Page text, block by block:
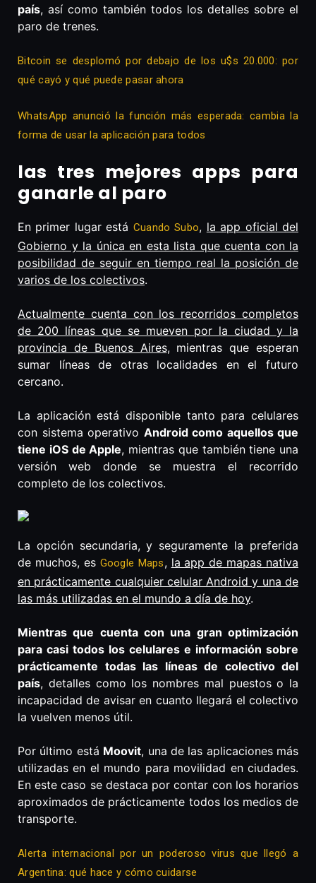
país, así como también todos los detalles sobre el
paro de trenes.
Bitcoin se desplomó por debajo de los u$s 20.000: por
qué cayó y qué puede pasar ahora
WhatsApp anunció la función más esperada: cambia la
forma de usar la aplicación para todos
las tres mejores apps para
ganarle al paro
En primer lugar está Cuando Subo, la app oficial del
Gobierno y la única en esta lista que cuenta con la
posibilidad de seguir en tiempo real la posición de
varios de los colectivos.
Actualmente cuenta con los recorridos completos
de 200 líneas que se mueven por la ciudad y la
provincia de Buenos Aires, mientras que esperan
sumar líneas de otras localidades en el futuro
cercano.
La aplicación está disponible tanto para celulares
con sistema operativo Android como aquellos que
tiene iOS de Apple, mientras que también tiene una
versión web donde se muestra el recorrido
completo de los colectivos.
La opción secundaria, y seguramente la preferida
de muchos, es Google Maps, la app de mapas nativa
en prácticamente cualquier celular Android y una de
las más utilizadas en el mundo a día de hoy.
Mientras que cuenta con una gran optimización
para casi todos los celulares e información sobre
prácticamente todas las líneas de colectivo del
país, detalles como los nombres mal puestos o la
incapacidad de avisar en cuanto llegará el colectivo
la vuelven menos útil.
Por último está Moovit, una de las aplicaciones más
utilizadas en el mundo para movilidad en ciudades.
En este caso se destaca por contar con los horarios
aproximados de prácticamente todos los medios de
transporte.
Alerta internacional por un poderoso virus que llegó a
Argentina: qué hace y cómo cuidarse